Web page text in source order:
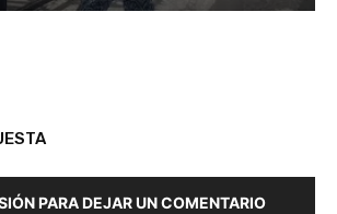
PARA DEJAR UN COMENTARIO